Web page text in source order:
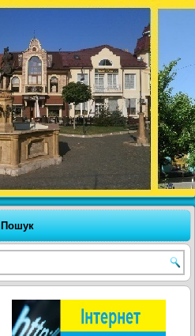
Пошук